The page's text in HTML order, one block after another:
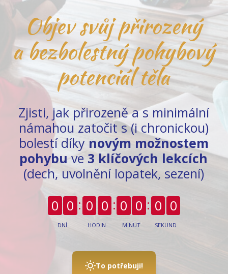
Objev svůj přirozený
a bezbolestný pohybový
potenciál těla
Zjisti, jak přirozeně a s minimální
námahou zatočit s (i chronickou)
bolestí díky novým možnostem
pohybuve 3 klíčových lekcích
(dech, uvolnění lopatek, sezení)
0 0
DNÍ
0 0
HODIN
0 0
MINUT
0 0
SEKUND
To potřebuji!